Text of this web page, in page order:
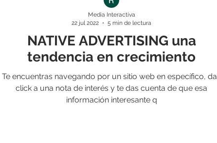
NATIVE ADVERTISING una
tendencia en crecimiento
Te encuentras navegando por un sitio web en específico,
click a una nota de interés y te das cuenta de que esa
información interesante q
Media Interactiva
22 jul 2022
5 min de lectura